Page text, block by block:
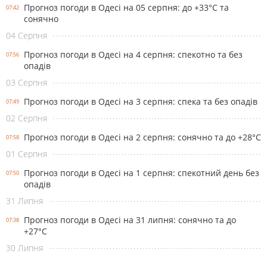
07:42
Прогноз погоди в Одесі на 05 серпня: до +33°С та
сонячно
04 Серпня
07:56
Прогноз погоди в Одесі на 4 серпня: спекотно та без
опадів
03 Серпня
07:49
Прогноз погоди в Одесі на 3 серпня: спека та без опадів
02 Серпня
07:58
Прогноз погоди в Одесі на 2 серпня: сонячно та до +28°С
01 Серпня
07:50
Прогноз погоди в Одесі на 1 серпня: спекотний день без
опадів
31 Липня
07:38
Прогноз погоди в Одесі на 31 липня: сонячно та до
+27°С
30 Липня